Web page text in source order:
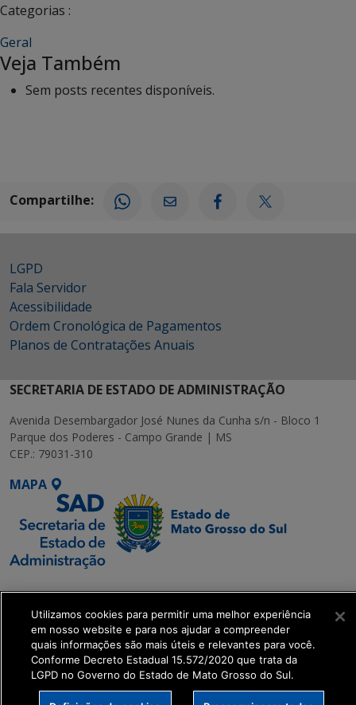
Categorias :
Geral
Veja Também
Sem posts recentes disponíveis.
Compartilhe:
LGPD
Fala Servidor
Acessibilidade
Ordem Cronológica de Pagamentos
Planos de Contratações Anuais
SECRETARIA DE ESTADO DE ADMINISTRAÇÃO
Avenida Desembargador José Nunes da Cunha s/n - Bloco 1
Parque dos Poderes - Campo Grande | MS
CEP.: 79031-310
MAPA
SETDIG | Secretaria-
Executiva de
Transformação Digital
get_footer();
Utilizamos cookies para permitir uma melhor experiência
em nosso website e para nos ajudar a compreender
quais informações são mais úteis e relevantes para você.
Conforme Decreto Estadual 15.572/2020 que trata da
LGPD no Governo do Estado de Mato Grosso do Sul.